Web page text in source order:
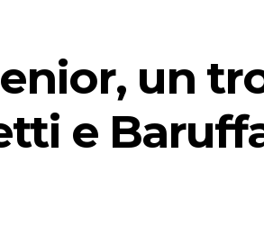
un
e